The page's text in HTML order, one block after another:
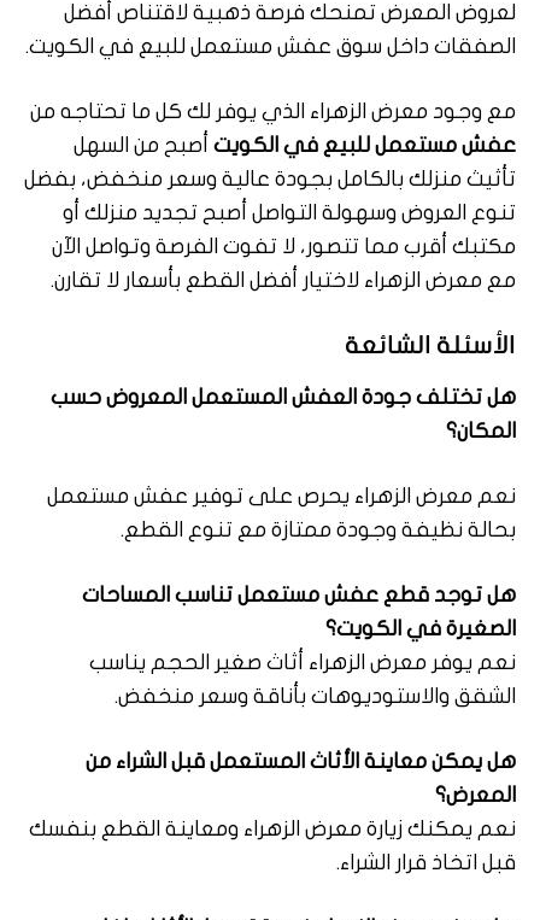
لعروض المعرض تمنحك فرصة ذهبية لاقتناص أفضل
الصفقات داخل سوق عفش مستعمل للبيع في الكويت.
مع وجود معرض الزهراء الذي يوفر لك كل ما تحتاجه من
عفش مستعمل للبيع في الكويت أصبح من السهل
تأثيث منزلك بالكامل بجودة عالية وسعر منخفض، بفضل
تنوع العروض وسهولة التواصل أصبح تجديد منزلك أو
مكتبك أقرب مما تتصور، لا تفوت الفرصة وتواصل الآن
مع معرض الزهراء لاختيار أفضل القطع بأسعار لا تقارن.
الأسئلة الشائعة
هل تختلف جودة العفش المستعمل المعروض حسب
المكان؟
نعم معرض الزهراء يحرص على توفير عفش مستعمل
بحالة نظيفة وجودة ممتازة مع تنوع القطع.
هل توجد قطع عفش مستعمل تناسب المساحات
الصغيرة في الكويت؟
نعم يوفر معرض الزهراء أثاث صغير الحجم يناسب
الشقق والاستوديوهات بأناقة وسعر منخفض.
هل يمكن معاينة الأثاث المستعمل قبل الشراء من
المعرض؟
نعم يمكنك زيارة معرض الزهراء ومعاينة القطع بنفسك
قبل اتخاذ قرار الشراء.